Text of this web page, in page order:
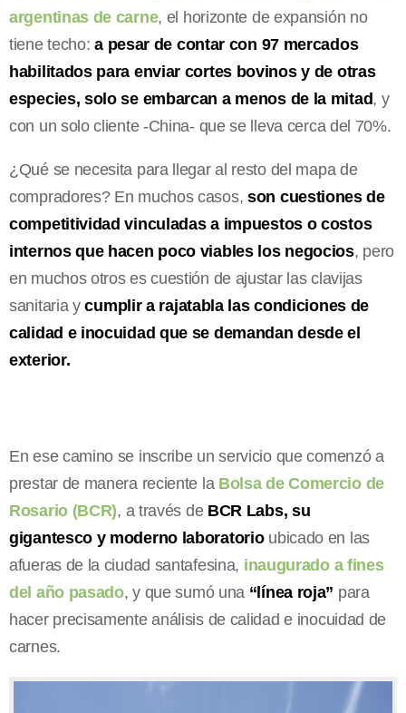
argentinas de carne, el horizonte de expansión no
tiene techo:a pesar de contar con 97 mercados
habilitados para enviar cortes bovinos y de otras
especies, solo se embarcan a menos de la mitad, y
con un solo cliente -China- que se lleva cerca del 70%.
¿Qué se necesita para llegar al resto del mapa de
compradores? En muchos casos, son cuestiones de
competitividad vinculadas a impuestos o costos
internos que hacen poco viables los negocios, pero
en muchos otros es cuestión de ajustar las clavijas
sanitaria ycumplir a rajatabla las condiciones de
calidad e inocuidad que se demandan desde el
exterior.
En ese camino se inscribe un servicio que comenzó a
prestar de manera reciente la Bolsa de Comercio de
Rosario (BCR), a través de BCR Labs, su
gigantesco y moderno laboratorioubicado en las
afueras de la ciudad santafesina, inaugurado a fines
del año pasado, y que sumó una “línea roja” para
hacer precisamente análisis de calidad e inocuidad de
carnes.